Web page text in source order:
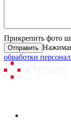
Прикрепить фото
обработки